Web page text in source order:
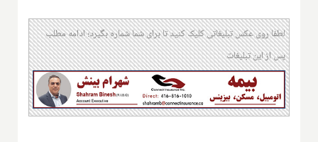
لطفا روی عکس تبلیغاتی کلیک کنید تا برای شما شماره بگیرد؛ ادامه مطلب
پس از این تبلیغات